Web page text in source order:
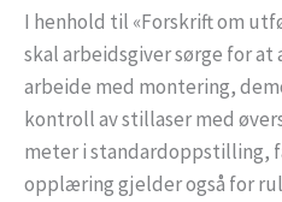
I henhold til «Forskrift om
skal arbeidsgiver sørge for at
arbeide med montering,
kontroll av stillaser med
meter i standardoppstilling,
opplæring gjelder også for